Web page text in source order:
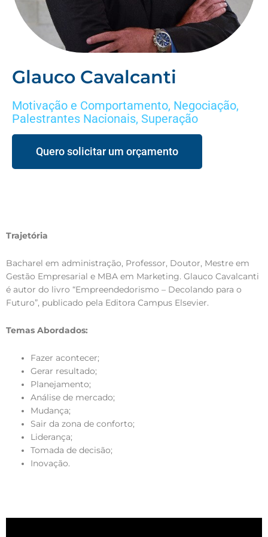
Glauco Cavalcanti
Motivação e Comportamento, Negociação,
Palestrantes Nacionais, Superação
Quero solicitar um orçamento
Trajetória
Bacharel em administração, Professor, Doutor, Mestre em
Gestão Empresarial e MBA em Marketing. Glauco Cavalcanti
é autor do livro “Empreendedorismo – Decolando para o
Futuro”, publicado pela Editora Campus Elsevier.
Temas Abordados:
Fazer acontecer;
Gerar resultado;
Planejamento;
Análise de mercado;
Mudança;
Sair da zona de conforto;
Liderança;
Tomada de decisão;
Inovação.